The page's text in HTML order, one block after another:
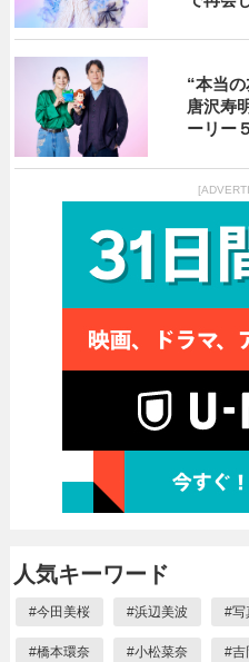
“本当
唐沢寿
ーリー
人気キーワード
#今田美桜 #浜辺美波 #写
#橋本環奈 #小松菜奈 #吉